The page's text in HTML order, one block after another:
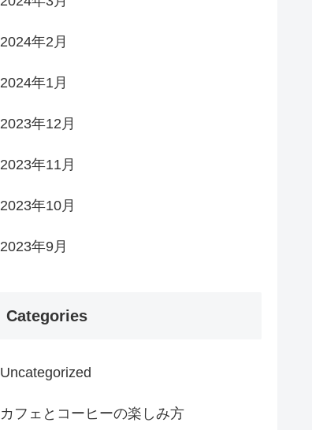
2024年2月
2024年1月
2023年12月
2023年11月
2023年10月
2023年9月
Categories
Uncategorized
カフェとコーヒーの楽しみ方